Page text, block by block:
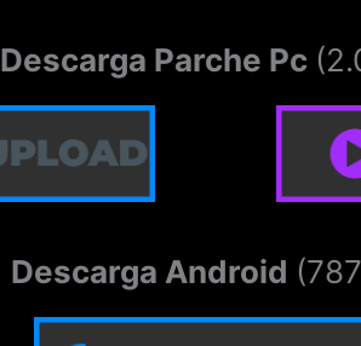
Descarga Parche Pc
Descarga Android